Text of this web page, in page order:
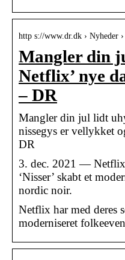
http s://www.dr.dk › Nyheder
Mangler din
Netflix’ nye
– DR
Mangler din jul lidt
nissegys er vellykket
DR
3. dec. 2021 — Netflix
‘Nisser’ skabt et
nordic noir.
Netflix har med deres
moderniseret